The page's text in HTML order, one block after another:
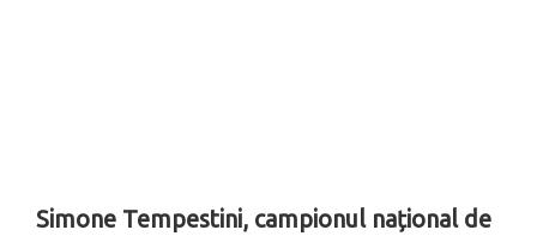
Simone Tempestini, campionul național de